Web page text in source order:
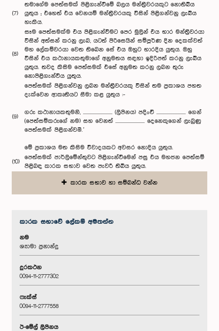
(7)
තමාගේම පෙත්සමක් පිළිගැන්වීමේ බලය මන්ත්‍රීවරයකුට නොතිබිය
යුතුය ; එහෙත් එය වෙනයම් මන්ත්‍රීවරයකු විසින් පිළි‍ගන්වනු ලැබිය
හැකිය.
(8)
සෑම පෙත්සමක්ම එය පිළිගැන්වීමට පෙර මුලින් එය භාර මන්ත්‍රීවරයා
විසින් අත්සන් කරනු ලැබ, යටත් පිරිසෙයින් සම්පූර්ණ දින දෙකක්වත්
මහ ලේකම්වරයා වෙත තිබෙන සේ එය ඔහුට භාරදිය යුතුය. ඔහු
විසින් එය කථානායකතුමාගේ අනුමතය සඳහා ඉදිරිපත් කරනු ලැබිය
යුතුය. තවද කිසිම පෙත්සමක් එසේ අනුමත කරනු ලබන තුරු
නොපිළිගැන්විය යුතුය.
(9)
පෙත්සමක් පිළිගන්වනු ලබන මන්ත්‍රීවරයකු විසින් තම ප්‍රකාශය පහත
දැක්වෙන ආකෘතියට සීමා කළ යුතුය :-
ගරු කථානායකතුමනි, .............................. (ලිපිනය) පදිංචි .............................. ගෙන්
(පෙත්සම්කරුගේ නම) සහ වෙනත් .............................. දෙනෙකුගෙන් ලැබුණු
පෙත්සමක් පිළිගන්වමි.’
මේ ප්‍රකාශය මත කිසිම විවාදයකට අවසර නොදිය යුතුය.
(10)
පෙත්සමක් පාර්ලිමේන්තුවට පිළිගැන්වීමෙන් පසු එය මහජන පෙත්සම්
පිළිබඳ කාරක සභාව වෙත පැවරී තිබිය යුතුය.
කාරක සභාව හා සම්බන්ධ වන්න
කාරක සභා‌වේ ලේකම් අමතන්න
නම
ශ්‍යාමා ප්‍රනාන්දු
දුරකථන
0094-11-2777302
ෆැක්ස්
0094-11-2777558
ඊ-මේල් ලිපිනය